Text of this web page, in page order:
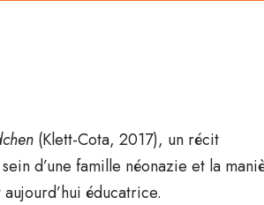
(Klett-Cota, 2017), un récit
d’une famille néonazie et la
éducatrice.